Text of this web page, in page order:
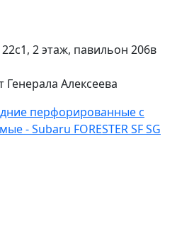
2 этаж, павильон 206в
Генерала Алексеева
перфорированные с
- Subaru FORESTER SF SG